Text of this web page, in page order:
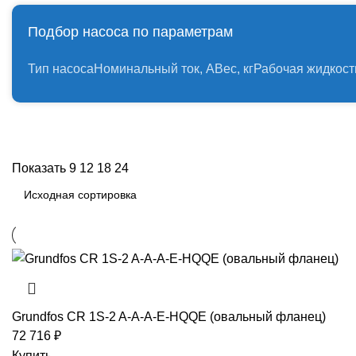
Подбор насоса по параметрам
Тип насосаНоминальный ток, АВес, кгРабочая
Показать 9 12 18 24
Grundfos CR 1S-2 A-A-A-E-HQQE (овальный фланец)
72 716 ₽